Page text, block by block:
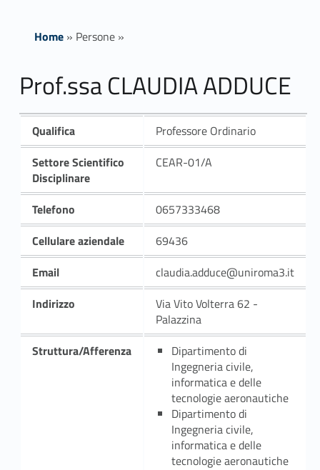
Home» Persone»
Prof.ssa CLAUDIA ADDUCE
Qualifica
Professore Ordinario
Settore Scientifico
Disciplinare
CEAR-01/A
Telefono
0657333468
Cellulare aziendale
69436
Email
claudia.adduce@uniroma3.it
Indirizzo
Via Vito Volterra 62 -
Palazzina
Struttura/Afferenza
Dipartimento di
Ingegneria civile,
informatica e delle
tecnologie aeronautiche
Dipartimento di
Ingegneria civile,
informatica e delle
tecnologie aeronautiche